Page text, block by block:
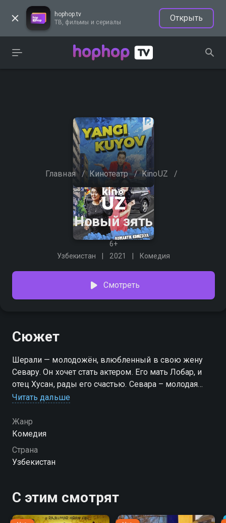
hophop.tv
ТВ, фильмы и сериалы
Открыть
Главная / Кинотеатр / KinoUZ /
Новый зять
6+
Узбекистан
2021 Комедия
Смотреть
Сюжет
Шерали — молодожён, влюбленный в свою жену
Севару. Он хочет стать актером. Его мать Лобар, и
отец Хусан, рады его счастью. Севара – молодая
невестка, она еще не умеет готовить сложные
ханум», она заказывает и приводит ханум. Когда
Шерали узнает об этом, она говорит, что не умеет
готовить и даёт обещание научиться у свекрови
готовить. Севара и Лобар прекрасно ладят, Севара
актерским мастерством, Севара идет с ним на
пробы и вжившись в роль, обливает режиссера
водой. Пригласит ли режиссер после этого случая
Читать дальше
Жанр
Комедия
Страна
Узбекистан
С этим смотрят